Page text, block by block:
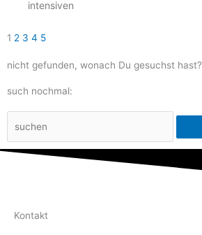
intensiven
1 2 3 4 5
nicht gefunden, wonach Du gesuchst hast?
such nochmal:
Kontakt